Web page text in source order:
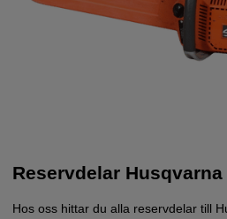
Reservdelar Husqvarna
Hos oss hittar du alla reservdelar till